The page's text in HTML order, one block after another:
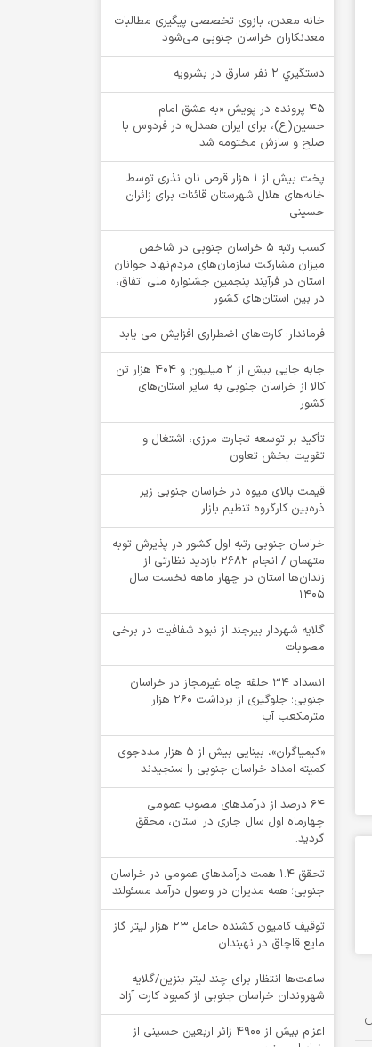
خانه معدن، بازوی تخصصی پیگیری مطالبات
معدنکاران خراسان جنوبی می‌شود
دستگيري 2 نفر سارق در بشرويه
۴۵ پرونده در پویش «به عشق امام
حسین(ع)، برای ایران همدل» در فردوس با
صلح و سازش مختومه شد
پخت بیش از 1 هزار قرص نان نذری توسط
خانه‌های هلال شهرستان قائنات برای زائران
حسینی
کسب رتبه ۵ خراسان جنوبی در شاخص
میزان مشارکت سازمان‌های مردم‌نهاد جوانان
استان در فرآیند پنجمین جشنواره ملی اتفاق،
در بین استان‌های کشور
فرماندار: کارت‌های اضطراری افزایش می یابد
جابه جایی بیش از 2 میلیون و 404 هزار تن
کالا از خراسان جنوبی به سایر استان‌های
کشور
تأکید بر توسعه تجارت مرزی، اشتغال و
تقویت بخش تعاون
قیمت بالای میوه در خراسان جنوبی زیر
ذره‌بین کارگروه تنظیم بازار
خراسان جنوبی رتبه اول کشور در پذیرش توبه
متهمان / انجام ۲۶۸۲ بازدید نظارتی از
زندان‌ها استان در چهار ماهه نخست سال
1405
گلایه شهردار بیرجند از نبود شفافیت در برخی
مصوبات
انسداد ۳۴ حلقه چاه غیرمجاز در خراسان
جنوبی؛ جلوگیری از برداشت ۲۶۰ هزار
مترمکعب آب
«کیمیاگران»، بینایی بیش از ۵ هزار مددجوی
کمیته امداد خراسان جنوبی را سنجیدند
64 درصد از درآمدهای مصوب عمومی
چهارماه اول سال جاری در استان، محقق
گردید.
تحقق ۱.۴ همت درآمدهای عمومی در خراسان
جنوبی؛ همه مدیران در وصول درآمد مسئولند
توقيف کامیون کشنده حامل 23 هزار لیتر گاز
مایع قاچاق در نهبندان
ساعت‌ها انتظار برای چند لیتر بنزین/گلایه
شهروندان خراسان جنوبی از کمبود کارت آزاد
اعزام بیش از 4900 زائر اربعین حسینی از